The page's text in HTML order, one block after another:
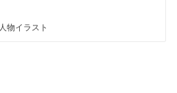
人物イラスト